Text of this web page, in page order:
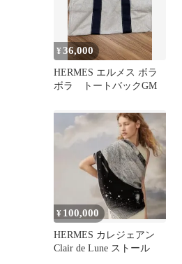
¥36,000
HERMES エルメス ボラ
ボラ トートバックGM
¥ 100,000
HERMES カレジェアン
Clair de Lune ストール